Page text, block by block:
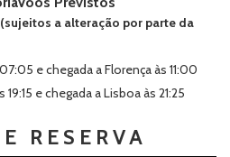
a alteração por parte da
e chegada a Florença às 11:00
e chegada a Lisboa às 21:25
RESERVA